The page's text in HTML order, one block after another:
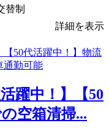
替制
詳細を表示
躍中！】【50
空箱清掃...